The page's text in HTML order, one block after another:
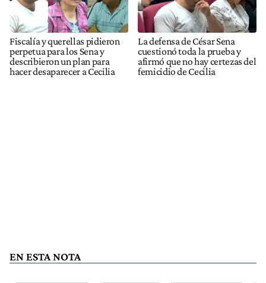
Fiscalía y querellas pidieron
perpetua para los Sena y
describieron un plan para
hacer desaparecer a Cecilia
La defensa de César Sena
cuestionó toda la prueba y
afirmó que no hay certezas del
femicidio de Cecilia
EN ESTA NOTA